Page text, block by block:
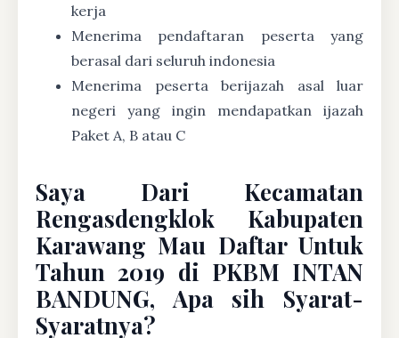
kerja
Menerima pendaftaran peserta yang
berasal dari seluruh indonesia
Menerima peserta berijazah asal luar
negeri yang ingin mendapatkan ijazah
Paket A, B atau C
Saya Dari Kecamatan
Rengasdengklok Kabupaten
Karawang Mau Daftar Untuk
Tahun 2019 di PKBM INTAN
BANDUNG, Apa sih Syarat-
Syaratnya?